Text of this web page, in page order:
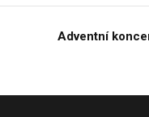
Adventní